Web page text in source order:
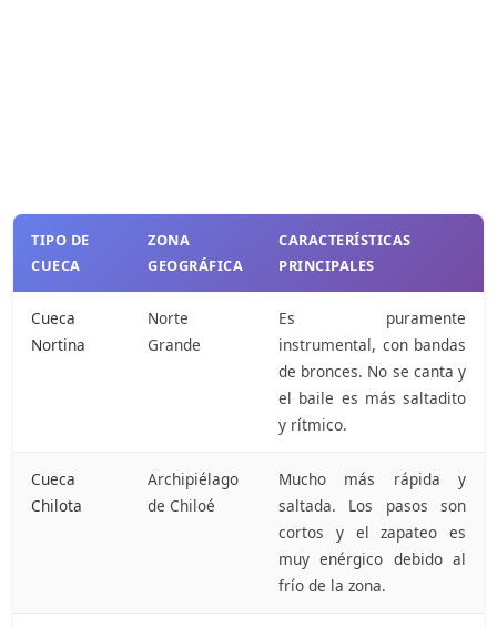
TIPO DE
CUECA
ZONA
GEOGRÁFICA
CARACTERÍSTICAS
PRINCIPALES
Cueca
Nortina
Norte
Grande
Es puramente
instrumental, con bandas
de bronces. No se canta y
el baile es más saltadito
y rítmico.
Cueca
Chilota
Archipiélago
de Chiloé
Mucho más rápida y
saltada. Los pasos son
cortos y el zapateo es
muy enérgico debido al
frío de la zona.